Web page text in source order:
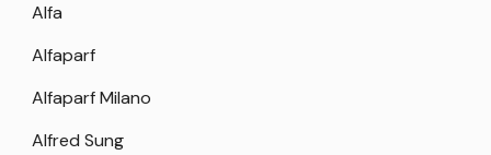
Alfa
Alfaparf
Alfaparf Milano
Alfred Sung